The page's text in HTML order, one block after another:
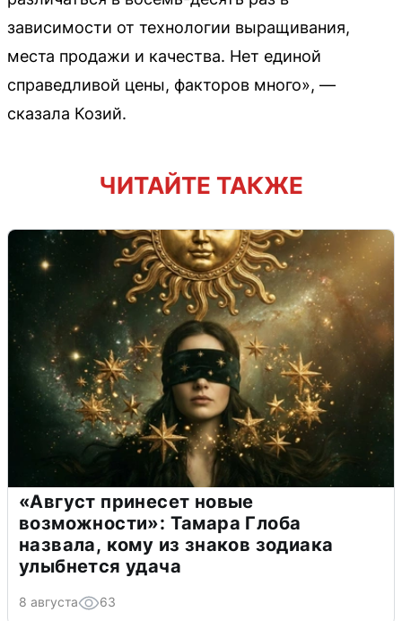
зависимости от технологии выращивания,
места продажи и качества. Нет единой
справедливой цены, факторов много», —
сказала Козий.
ЧИТАЙТЕ ТАКЖЕ
«Август принесет новые
возможности»: Тамара Глоба
назвала, кому из знаков зодиака
улыбнется удача
8 августа 63